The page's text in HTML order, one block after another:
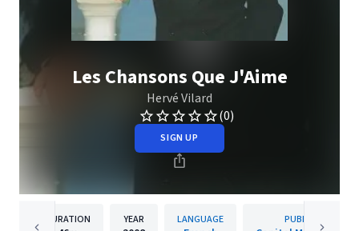
Les Chansons Que J'Aime
Hervé Vilard
(0)
SIGN UP
DURATION YEAR LANGUAGE PUBLISHER